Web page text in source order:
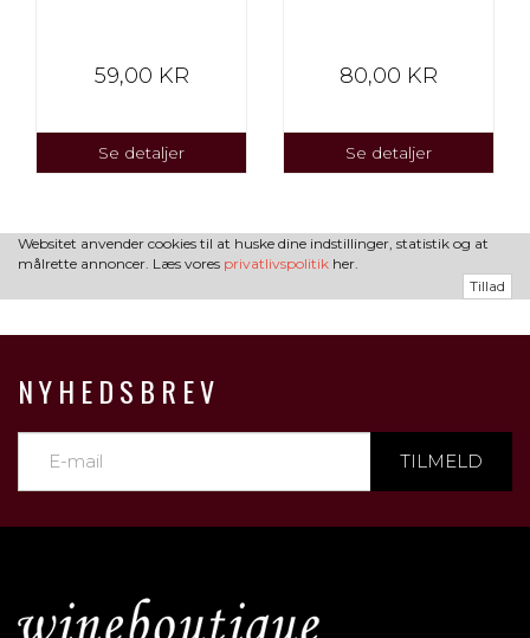
59,00 KR
Se detaljer
80,00 KR
Se detaljer
Websitet anvender cookies til at huske dine indstillinger, statistik og at
målrette annoncer. Læs vores privatlivspolitik her.
Tillad
NYHEDSBREV
TILMELD